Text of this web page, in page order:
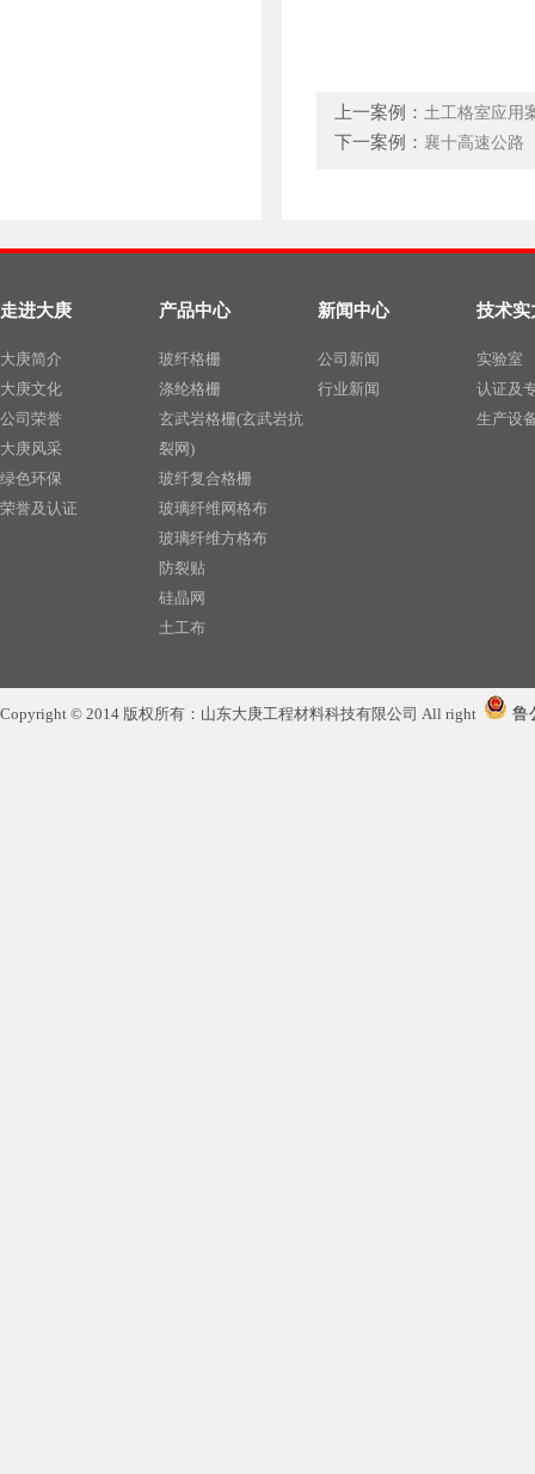
上一案例： 土工格室应用
下一案例： 襄十高速公路
走进大庚
大庚简介
大庚文化
公司荣誉
大庚风采
绿色环保
荣誉及认证
产品中心
玻纤格栅
涤纶格栅
玄武岩格栅(玄武岩抗
裂网)
玻纤复合格栅
玻璃纤维网格布
玻璃纤维方格布
防裂贴
硅晶网
土工布
土工格室
塑料双向格栅
新闻中心
公司新闻
行业新闻
技术实
实验室
认证及
生产设
Copyright © 2014 版权所有：山东大庚工程材料科技有限公司 All right 鲁